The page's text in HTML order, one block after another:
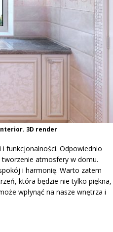
3D render
funkcjonalności. Odpowiednio
atmosfery w domu.
i harmonię. Warto zatem
która będzie nie tylko piękna,
wpłynąć na nasze wnętrza i